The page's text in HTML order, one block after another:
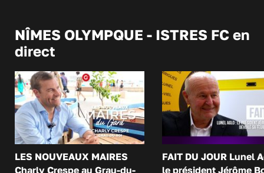
NÎMES OLYMPQUE - ISTRES FC en
direct
LES NOUVEAUX MAIRES
Charly Crespe au Grau-du-
FAIT DU JOUR Lunel
le président Jérôme